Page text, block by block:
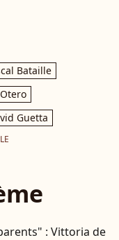
Bataille
Guetta
: Vittoria de